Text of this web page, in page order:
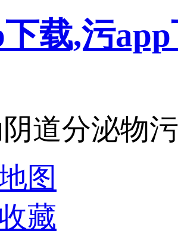
载,污
道分泌物污
图
藏